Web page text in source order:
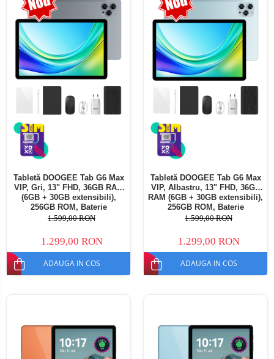
Telefoane mobile Ulefone
Telefoane mobile Unihertz
Telefoane mobile Cubot
Telefoane mobile Blackview
Telefoane mobile OSCAL
Telefoane mobile Fossibot
Telefoane mobile Lagenio
Telefoane mobile Samsung
Telefoane mobile iSEN
Telefoane mobile HUAWEI
Telefoane mobile iHunt
Telefoane mobile Xiaomi
Telefoane mobile Realme
Telefoane mobile ZTE Nubia
Aspiratoare Robot si accesorii
Tabletă DOOGEE Tab G6 Max
VIP, Gri, 13" FHD, 36GB RAM
(6GB + 30GB extensibili),
256GB ROM, Baterie
10800mAh, Android, Wi-Fi
1.599,00 RON
1.299,00 RON
ADAUGA IN COS
Tabletă DOOGEE Tab G6 Max
VIP, Albastru, 13" FHD, 36GB
RAM (6GB + 30GB extensibili),
256GB ROM, Baterie
10800mAh, Android, Wi-Fi
1.599,00 RON
1.299,00 RON
ADAUGA IN COS